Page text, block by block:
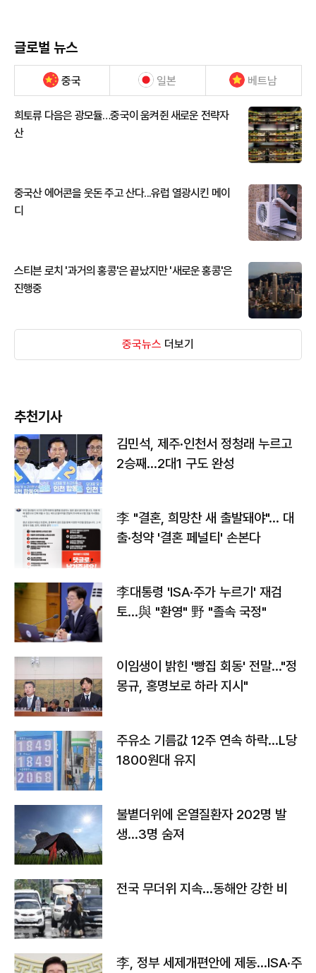
글로벌 뉴스
중국 일본 베트남
희토류 다음은 광모듈…중국이 움켜쥔 새로운 전략자
산
중국산 에어콘을 웃돈 주고 산다...유럽 열광시킨 메이
디
스티븐 로치 '과거의 홍콩'은 끝났지만 '새로운 홍콩'은
진행중
중국뉴스 더보기
추천기사
김민석, 제주·인천서 정청래 누르고
2승째…2대1 구도 완성
李 "결혼, 희망찬 새 출발돼야"… 대
출·청약 '결혼 페널티' 손본다
李대통령 'ISA·주가 누르기' 재검
토…與 "환영" 野 "졸속 국정"
이임생이 밝힌 '빵집 회동' 전말…"정
몽규, 홍명보로 하라 지시"
주유소 기름값 12주 연속 하락…L당
1800원대 유지
불볕더위에 온열질환자 202명 발
생…3명 숨져
전국 무더위 지속…동해안 강한 비
李, 정부 세제개편안에 제동…ISA·주